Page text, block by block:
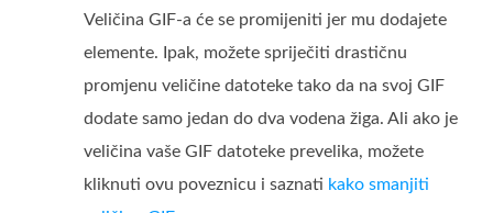
Veličina GIF-a će se promijeniti jer mu dodajete
elemente. Ipak, možete spriječiti drastičnu
promjenu veličine datoteke tako da na svoj GIF
dodate samo jedan do dva vodena žiga. Ali ako je
veličina vaše GIF datoteke prevelika, možete
kliknuti ovu poveznicu i saznati kako smanjiti